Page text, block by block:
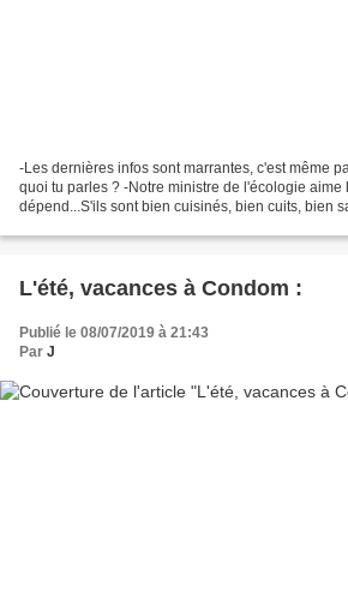
-Les dernières infos sont marrantes, c'est même
quoi tu parles ? -Notre ministre de l'écologie aime
dépend...S'ils sont bien cuisinés, bien cuits, bien
L'été, vacances à Condom :
Publié le 08/07/2019 à 21:43
Par J